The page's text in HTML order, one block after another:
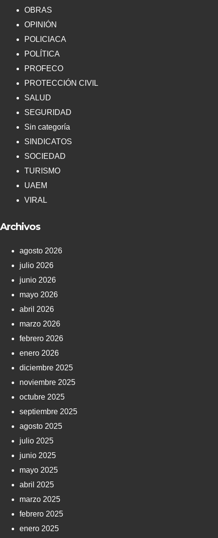
OBRAS
OPINIÓN
POLICIACA
POLÍTICA
PROFECO
PROTECCIÓN CIVIL
SALUD
SEGURIDAD
Sin categoría
SINDICATOS
SOCIEDAD
TURISMO
UAEM
VIRAL
Archivos
agosto 2026
julio 2026
junio 2026
mayo 2026
abril 2026
marzo 2026
febrero 2026
enero 2026
diciembre 2025
noviembre 2025
octubre 2025
septiembre 2025
agosto 2025
julio 2025
junio 2025
mayo 2025
abril 2025
marzo 2025
febrero 2025
enero 2025